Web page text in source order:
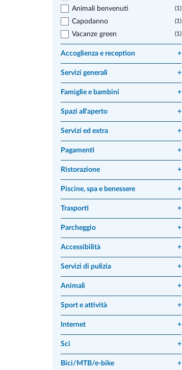
Animali benvenuti (1)
Capodanno (1)
Vacanze green (1)
Accoglienza e reception +
Servizi generali +
Famiglie e bambini +
Spazi all'aperto +
Servizi ed extra +
Pagamenti +
Ristorazione +
Piscine, spa e benessere +
Trasporti +
Parcheggio +
Accessibilità +
Servizi di pulizia +
Animali +
Sport e attività +
Internet +
Sci +
Bici/MTB/e-bike +